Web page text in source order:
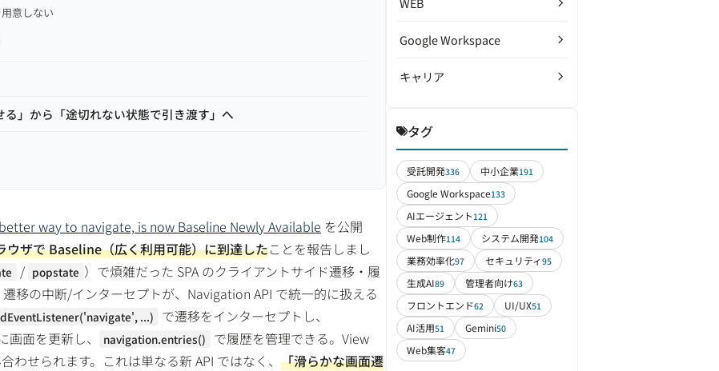
意しない
」から「途切れない状態で引き渡す」へ
way to navigate, is now Baseline Newly Available を公開
ザで Baseline（広く利用可能）に到達したことを報告しまし
/ popstate ）で煩雑だった SPA のクライアントサイド遷移・履
移の中断/インターセプトが、Navigation API で統一的に扱える
...) で遷移をインターセプトし、
画面を更新し、 navigation.entries() で履歴を管理できる。View
わせられます。これは単なる新 API ではなく、 「滑らかな画面遷
Google Workspace
キャリア
タグ
受託開発336 中小企業191
Google Workspace133
AIエージェント 121
Web制作114 システム開発104
業務効率化97 セキュリティ95
生成AI89 管理者向け63
フロントエンド62 UI/UX51
AI活用51 Gemini50
Web集客47